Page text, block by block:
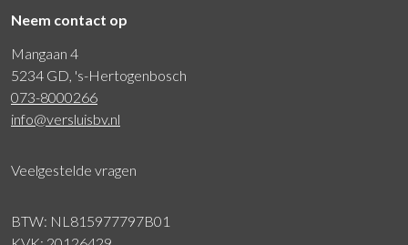
Neem contact op
Mangaan 4
5234 GD, 's-Hertogenbosch
073-8000266
info@versluisbv.nl
Veelgestelde vragen
BTW: NL815977797B01